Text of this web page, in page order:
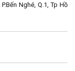
Nghé, Q.1, Tp Hồ